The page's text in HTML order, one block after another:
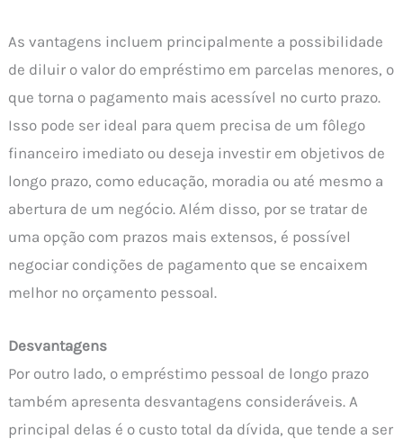
As vantagens incluem principalmente a possibilidade
de diluir o valor do empréstimo em parcelas menores, o
que torna o pagamento mais acessível no curto prazo.
Isso pode ser ideal para quem precisa de um fôlego
financeiro imediato ou deseja investir em objetivos de
longo prazo, como educação, moradia ou até mesmo a
abertura de um negócio. Além disso, por se tratar de
uma opção com prazos mais extensos, é possível
negociar condições de pagamento que se encaixem
melhor no orçamento pessoal.
Desvantagens
Por outro lado, o empréstimo pessoal de longo prazo
também apresenta desvantagens consideráveis. A
principal delas é o custo total da dívida, que tende a ser